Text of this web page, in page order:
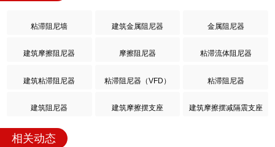
粘滞阻尼墙 建筑金属阻尼器 金属阻尼器
建筑摩擦阻尼器 摩擦阻尼器 粘滞流体阻尼器
建筑粘滞阻尼器 粘滞阻尼器（VFD） 粘滞阻尼器
建筑阻尼器 建筑摩擦摆支座 建筑摩擦摆减隔震支座
相关动态